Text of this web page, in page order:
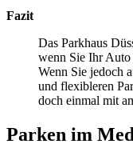
Fazit
Das Parkhaus
wenn Sie Ihr Auto
Wenn Sie jedoch
und flexibleren
doch einmal mit
Parken im